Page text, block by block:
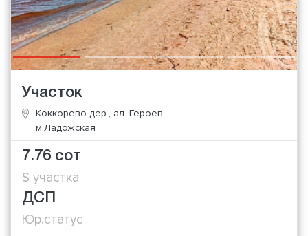
Участок
Коккорево дер., ал. Героев
м.Ладожская
7.76 сот
S участка
ДСП
Юр.статус